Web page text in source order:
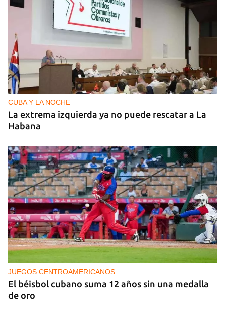
CUBA Y LA NOCHE
La extrema izquierda ya no puede rescatar a La
Habana
JUEGOS CENTROAMERICANOS
El béisbol cubano suma 12 años sin una medalla
de oro